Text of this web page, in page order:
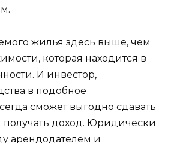
жилья здесь выше, чем
которая находится в
И инвестор,
в подобное
сможет выгодно сдавать
доход. Юридически
арендодателем и